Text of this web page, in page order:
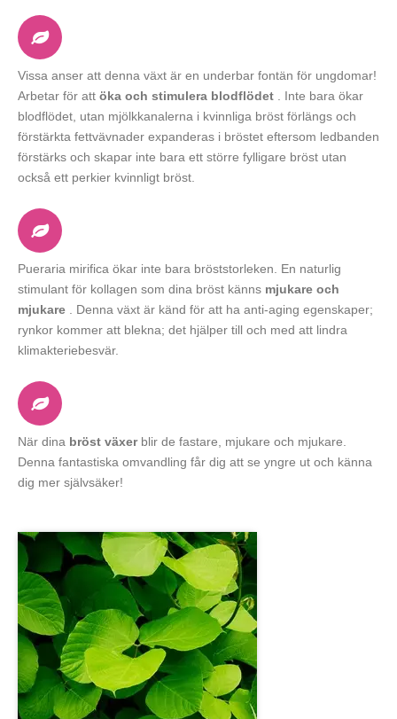
Vissa anser att denna växt är en underbar fontän för ungdomar!
Arbetar för att öka och stimulera blodflödet . Inte bara ökar
blodflödet, utan mjölkkanalerna i kvinnliga bröst förlängs och
förstärkta fettvävnader expanderas i bröstet eftersom ledbanden
förstärks och skapar inte bara ett större fylligare bröst utan
också ett perkier kvinnligt bröst.
Pueraria mirifica ökar inte bara bröststorleken. En naturlig
stimulant för kollagen som dina bröst känns mjukare och
mjukare . Denna växt är känd för att ha anti-aging egenskaper;
rynkor kommer att blekna; det hjälper till och med att lindra
klimakteriebesvär.
När dina bröst växerblir de fastare, mjukare och mjukare.
Denna fantastiska omvandling får dig att se yngre ut och känna
dig mer självsäker!